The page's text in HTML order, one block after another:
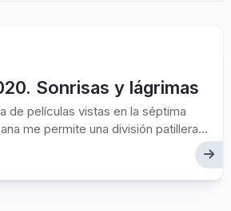
Sonrisas y lágrimas
de películas vistas en la séptima
me permite una división patillera...